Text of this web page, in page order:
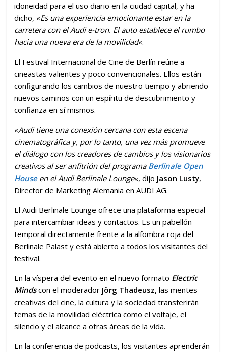
idoneidad para el uso diario en la ciudad capital, y ha
dicho, «Es una experiencia emocionante estar en la
carretera con el Audi e-tron. El auto establece el rumbo
hacia una nueva era de la movilidad«.
El Festival Internacional de Cine de Berlín reúne a
cineastas valientes y poco convencionales. Ellos están
configurando los cambios de nuestro tiempo y abriendo
nuevos caminos con un espíritu de descubrimiento y
confianza en sí mismos.
«Audi tiene una conexión cercana con esta escena
cinematográfica y, por lo tanto, una vez más promueve
el diálogo con los creadores de cambios y los visionarios
creativos al ser anfitrión del programa Berlinale Open
Houseen el Audi Berlinale Lounge«, dijo Jason Lusty,
Director de Marketing Alemania en AUDI AG.
El Audi Berlinale Lounge ofrece una plataforma especial
para intercambiar ideas y contactos. Es un pabellón
temporal directamente frente a la alfombra roja del
Berlinale Palast y está abierto a todos los visitantes del
festival.
En la víspera del evento en el nuevo formato Electric
Mindscon el moderador Jörg Thadeusz, las mentes
creativas del cine, la cultura y la sociedad transferirán
temas de la movilidad eléctrica como el voltaje, el
silencio y el alcance a otras áreas de la vida.
En la conferencia de podcasts, los visitantes aprenderán